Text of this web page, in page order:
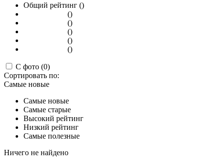
Общий рейтинг ()
()
()
()
()
()
С фото (0)
Сортировать по:
Самые новые
Самые новые
Самые старые
Высокий рейтинг
Низкий рейтинг
Самые полезные
Ничего не найдено